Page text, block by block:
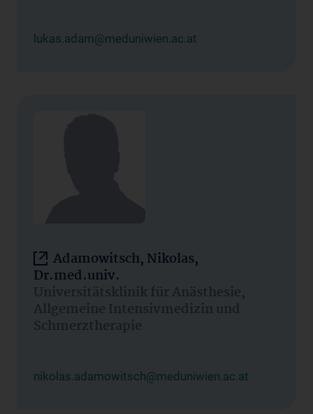
lukas.adam@meduniwien.ac.at
Adamowitsch, Nikolas,
Dr.med.univ.
Universitätsklinik für Anästhesie,
Allgemeine Intensivmedizin und
Schmerztherapie
nikolas.adamowitsch@meduniwien.ac.at